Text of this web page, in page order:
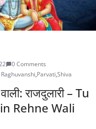
0 Comments
,Parvati,Shiva
राजदुलारी – Tu
Rehne Wali